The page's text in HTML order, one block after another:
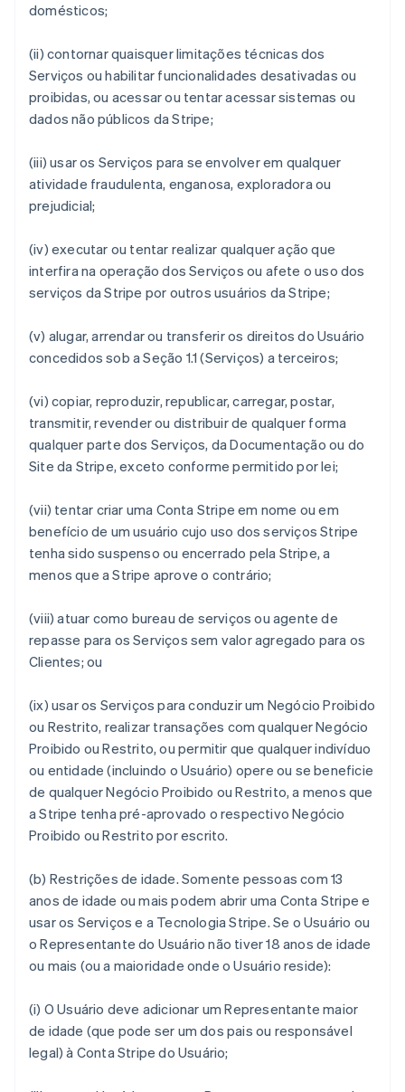
domésticos;
(ii) contornar quaisquer limitações técnicas dos
Serviços ou habilitar funcionalidades desativadas ou
proibidas, ou acessar ou tentar acessar sistemas ou
dados não públicos da Stripe;
(iii) usar os Serviços para se envolver em qualquer
atividade fraudulenta, enganosa, exploradora ou
prejudicial;
(iv) executar ou tentar realizar qualquer ação que
interfira na operação dos Serviços ou afete o uso dos
serviços da Stripe por outros usuários da Stripe;
(v) alugar, arrendar ou transferir os direitos do Usuário
concedidos sob a Seção 1.1 (Serviços) a terceiros;
(vi) copiar, reproduzir, republicar, carregar, postar,
transmitir, revender ou distribuir de qualquer forma
qualquer parte dos Serviços, da Documentação ou do
Site da Stripe, exceto conforme permitido por lei;
(vii) tentar criar uma Conta Stripe em nome ou em
benefício de um usuário cujo uso dos serviços Stripe
tenha sido suspenso ou encerrado pela Stripe, a
menos que a Stripe aprove o contrário;
(viii) atuar como bureau de serviços ou agente de
repasse para os Serviços sem valor agregado para os
Clientes; ou
(ix) usar os Serviços para conduzir um Negócio Proibido
ou Restrito, realizar transações com qualquer Negócio
Proibido ou Restrito, ou permitir que qualquer indivíduo
ou entidade (incluindo o Usuário) opere ou se beneficie
de qualquer Negócio Proibido ou Restrito, a menos que
a Stripe tenha pré-aprovado o respectivo Negócio
Proibido ou Restrito por escrito.
(b) Restrições de idade. Somente pessoas com 13
anos de idade ou mais podem abrir uma Conta Stripe e
usar os Serviços e a Tecnologia Stripe. Se o Usuário ou
o Representante do Usuário não tiver 18 anos de idade
ou mais (ou a maioridade onde o Usuário reside):
(i) O Usuário deve adicionar um Representante maior
de idade (que pode ser um dos pais ou responsável
legal) à Conta Stripe do Usuário;